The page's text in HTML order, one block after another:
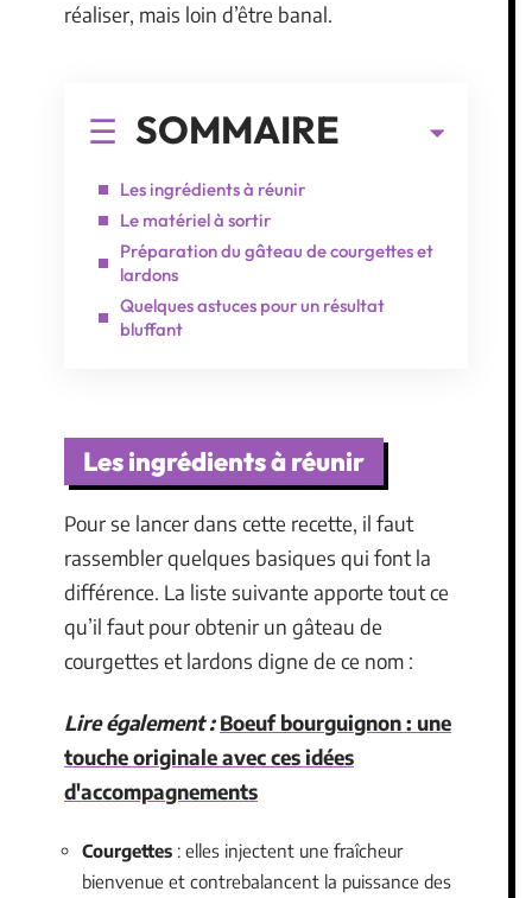
réaliser, mais loin d’être banal.
SOMMAIRE
Les ingrédients à réunir
Le matériel à sortir
Préparation du gâteau de courgettes et
lardons
Quelques astuces pour un résultat
bluffant
Les ingrédients à réunir
Pour se lancer dans cette recette, il faut
rassembler quelques basiques qui font la
différence. La liste suivante apporte tout ce
qu’il faut pour obtenir un gâteau de
courgettes et lardons digne de ce nom :
Lire également : Boeuf bourguignon : une
touche originale avec ces idées
d'accompagnements
Courgettes : elles injectent une fraîcheur
bienvenue et contrebalancent la puissance des